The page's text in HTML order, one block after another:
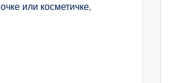
или косметичке,